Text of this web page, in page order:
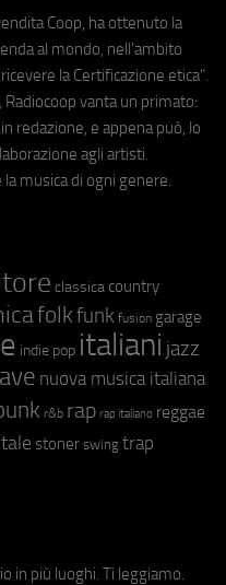
Coop, ha ottenuto la
al mondo, nell'ambito
la Certificazione etica".
vanta un primato:
redazione, e appena può, lo
agli artisti.
musica di ogni genere.
classica country
folkfunk fusion garage
indie pop italiani jazz
nuova musica italiana
r&b rap rap italiano reggae
stoner swing trap
in più luoghi. Ti leggiamo.